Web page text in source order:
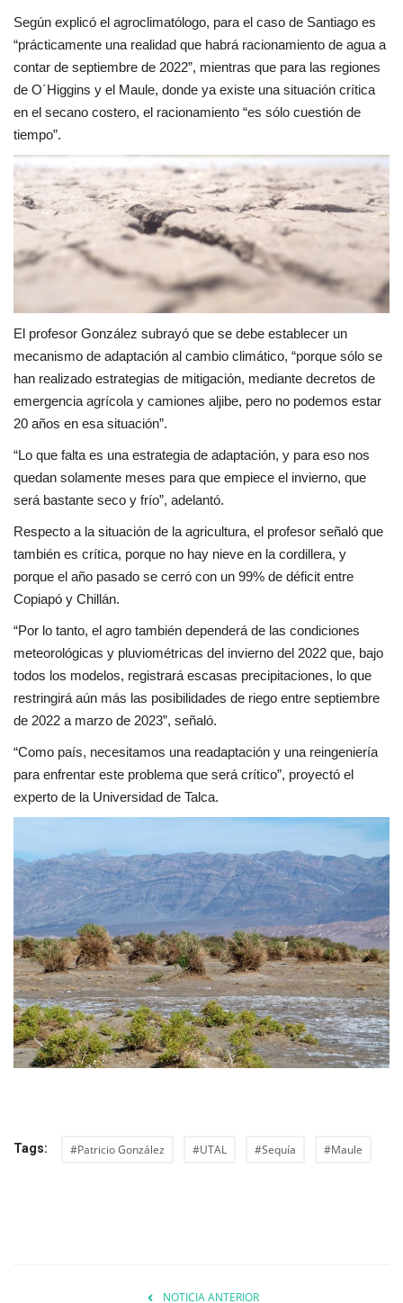
Según explicó el agroclimatólogo, para el caso de Santiago es
“prácticamente una realidad que habrá racionamiento de agua a
contar de septiembre de 2022”, mientras que para las regiones
de O´Higgins y el Maule, donde ya existe una situación crítica
en el secano costero, el racionamiento “es sólo cuestión de
tiempo”.
El profesor González subrayó que se debe establecer un
mecanismo de adaptación al cambio climático, “porque sólo se
han realizado estrategias de mitigación, mediante decretos de
emergencia agrícola y camiones aljibe, pero no podemos estar
20 años en esa situación”.
“Lo que falta es una estrategia de adaptación, y para eso nos
quedan solamente meses para que empiece el invierno, que
será bastante seco y frío”, adelantó.
Respecto a la situación de la agricultura, el profesor señaló que
también es crítica, porque no hay nieve en la cordillera, y
porque el año pasado se cerró con un 99% de déficit entre
Copiapó y Chillán.
“Por lo tanto, el agro también dependerá de las condiciones
meteorológicas y pluviométricas del invierno del 2022 que, bajo
todos los modelos, registrará escasas precipitaciones, lo que
restringirá aún más las posibilidades de riego entre septiembre
de 2022 a marzo de 2023”, señaló.
“Como país, necesitamos una readaptación y una reingeniería
para enfrentar este problema que será crítico”, proyectó el
experto de la Universidad de Talca.
Tags: #Patricio González #UTAL #Sequía #Maule
NOTICIA ANTERIOR